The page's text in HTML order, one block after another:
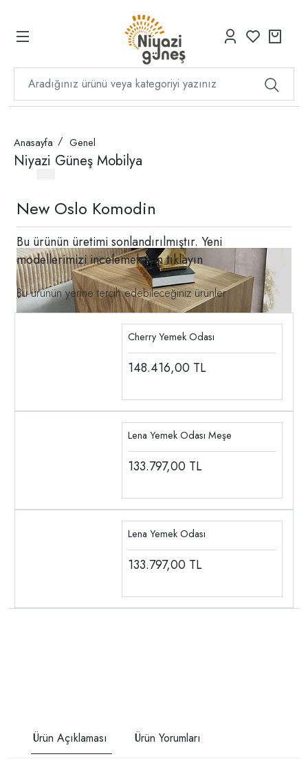
Anasayfa Genel
Niyazi Güneş Mobilya
New Oslo Komodin
Bu ürünün üretimi sonlandırılmıştır. Yeni
modellerimizi incelemek içintıklayın
Bu ürünün yerine tercih edebileceğiniz ürünler
Cherry Yemek Odası
148.416,00 TL
Lena Yemek Odası Meşe
133.797,00 TL
Lena Yemek Odası
133.797,00 TL
Ürün Açıklaması Ürün Yorumları